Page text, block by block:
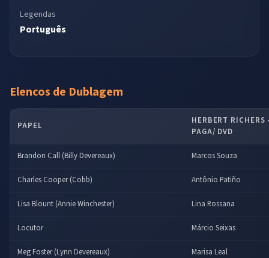
Legendas
Português
Elencos de Dublagem
PAPEL
HERBERT
PAGA/ DVD
Brandon Call (Billy Devereaux) Marcos Souza
Charles Cooper (Cobb) Antônio Patiño
Lisa Blount (Annie Winchester) Lina Rossana
Locutor Márcio Seixas
Meg Foster (Lynn Devereaux) Marisa Leal